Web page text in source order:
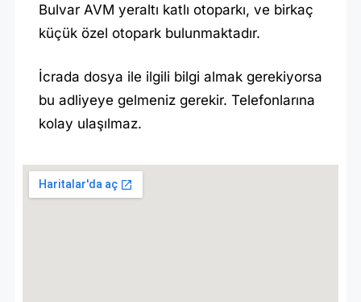
Bulvar AVM yeraltı katlı otoparkı, ve birkaç
küçük özel otopark bulunmaktadır.
İcrada dosya ile ilgili bilgi almak gerekiyorsa
bu adliyeye gelmeniz gerekir. Telefonlarına
kolay ulaşılmaz.